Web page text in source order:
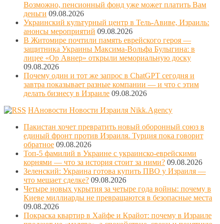
Возможно, пенсионный фонд уже может платить Вам
деньги 09.08.2026
Украинский культурный центр в Тель-Авиве, Израиль:
анонсы мероприятий 09.08.2026
В Житомире почтили память еврейского героя —
защитника Украины Максима-Вольфа Булыгина: в
лицее «Ор Авнер» открыли мемориальную доску
09.08.2026
Почему один и тот же запрос в ChatGPT сегодня и
завтра показывает разные компании — и что с этим
делать бизнесу в Израиле 09.08.2026
НАновости Новости Израиля Nikk.Agency
Пакистан хочет превратить новый оборонный союз в
единый фронт против Израиля. Турция пока говорит
обратное 09.08.2026
Топ-5 фамилий в Украине с украинско-еврейскими
корнями — что за история стоит за ними? 09.08.2026
Зеленский: Украина готова купить ПВО у Израиля —
что мешает сделке? 09.08.2026
Четыре новых укрытия за четыре года войны: почему в
Киеве миллиарды не превращаются в безопасные места
09.08.2026
Покраска квартир в Хайфе и Крайот: почему в Израиле